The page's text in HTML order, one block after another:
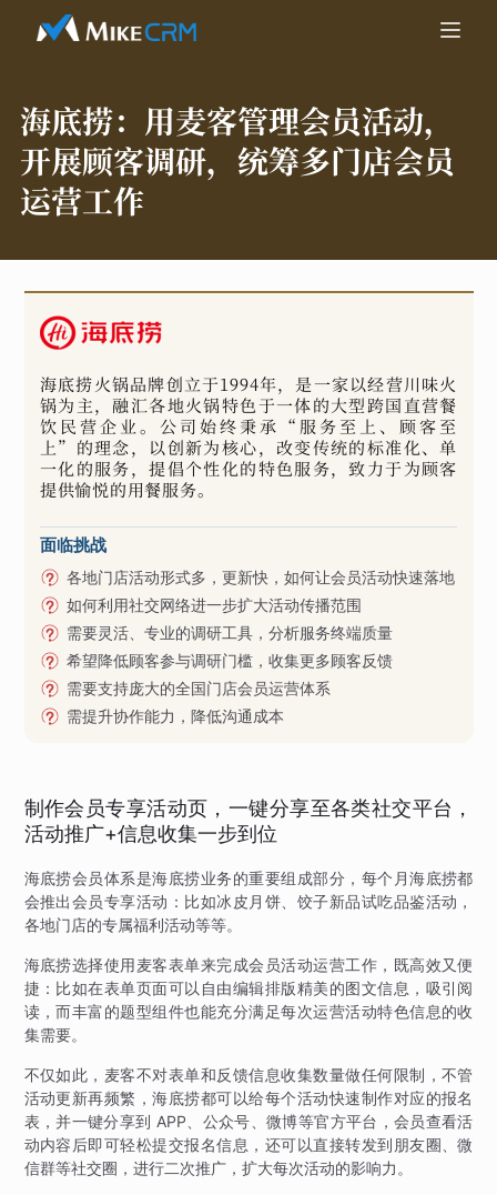
海底捞： 用麦客管理会员活动，
开展顾客调研，统筹多门店会员
运营工作
海底捞火锅品牌创立于1994年，是一家以经营川味火
锅为主，融汇各地火锅特色于一体的大型跨国直营餐
饮民营企业。公司始终秉承“服务至上、顾客至
上”的理念，以创新为核心，改变传统的标准化、单
一化的服务，提倡个性化的特色服务，致力于为顾客
提供愉悦的用餐服务。
面临挑战
各地门店活动形式多，更新快，如何让会员活动快速落地
如何利用社交网络进一步扩大活动传播范围
需要灵活、专业的调研工具，分析服务终端质量
希望降低顾客参与调研门槛，收集更多顾客反馈
需要支持庞大的全国门店会员运营体系
需提升协作能力，降低沟通成本
制作会员专享活动页，一键分享至各类社交平台，
活动推广+信息收集一步到位
海底捞会员体系是海底捞业务的重要组成部分，每个月海底捞都
会推出会员专享活动：比如冰皮月饼、饺子新品试吃品鉴活动，
各地门店的专属福利活动等等。
海底捞选择使用麦客表单来完成会员活动运营工作，既高效又便
捷：比如在表单页面可以自由编辑排版精美的图文信息，吸引阅
读，而丰富的题型组件也能充分满足每次运营活动特色信息的收
集需要。
不仅如此，麦客不对表单和反馈信息收集数量做任何限制，不管
活动更新再频繁，海底捞都可以给每个活动快速制作对应的报名
表，并一键分享到 APP、公众号、微博等官方平台，会员查看活
动内容后即可轻松提交报名信息，还可以直接转发到朋友圈、微
信群等社交圈，进行二次推广，扩大每次活动的影响力。